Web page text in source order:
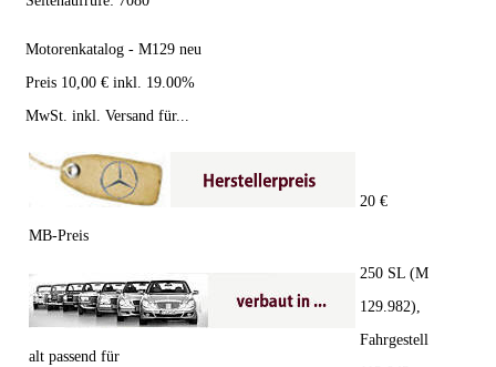
Motorenkatalog - M129 neu
Preis 10,00 € inkl. 19.00%
MwSt. inkl. Versand für...
MB-Preis
20 €
alt passend für
250 SL (M
129.982),
Fahrgestell